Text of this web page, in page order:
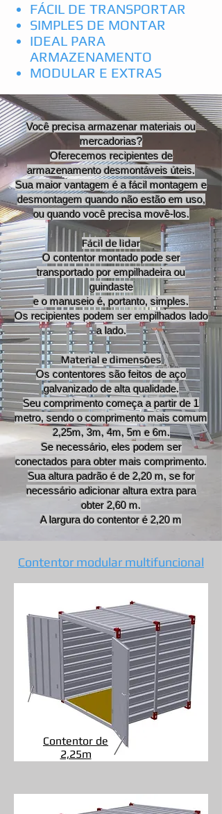
FÁCIL DE TRANSPORTAR
SIMPLES DE MONTAR
IDEAL PARA
ARMAZENAMENTO
MODULAR E EXTRAS
Você precisa armazenar materiais ou
mercadorias?
Oferecemos recipientes de
armazenamento desmontáveis ​​úteis.
Sua maior vantagem é a fácil montagem e
desmontagem quando não estão em uso,
ou quando você precisa movê-los.
Fácil de lidar
O contentor montado pode ser
transportado por empilhadeira ou
guindaste
e o manuseio é, portanto, simples.
Os recipientes podem ser empilhados lado
a lado.
Material e dimensões
Os contentores são feitos de aço
galvanizado de alta qualidade.
Seu comprimento começa a partir de 1
metro, sendo o comprimento mais comum
2,25m, 3m, 4m, 5m e 6m.
Se necessário, eles podem ser
conectados para obter mais comprimento.
Sua altura padrão é de 2,20 m, se for
necessário adicionar altura extra para
obter 2,60 m.
A largura do contentor é 2,20 m
Contentor modular multifuncional
Contentor de
2,25m